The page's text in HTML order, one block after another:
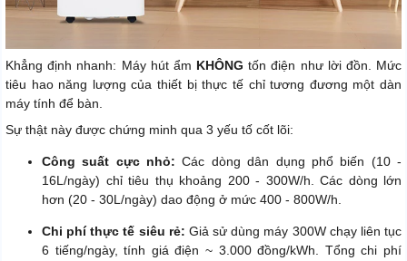
Khẳng định nhanh: Máy hút ẩm KHÔNG tốn điện như lời đồn. Mức
tiêu hao năng lượng của thiết bị thực tế chỉ tương đương một dàn
máy tính để bàn.
Sự thật này được chứng minh qua 3 yếu tố cốt lõi:
Công suất cực nhỏ: Các dòng dân dụng phổ biến (10 -
16L/ngày) chỉ tiêu thụ khoảng 200 - 300W/h. Các dòng lớn
hơn (20 - 30L/ngày) dao động ở mức 400 - 800W/h.
Chi phí thực tế siêu rẻ: Giả sử dùng máy 300W chạy liên tục
6 tiếng/ngày, tính giá điện ~ 3.000 đồng/kWh. Tổng chi phí